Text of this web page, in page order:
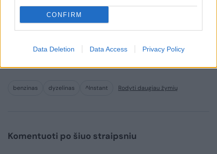
CONFIRM
Data Deletion Data Access Privacy Policy
Suskystintų dujų automobiliams kainos –
euro už litrą.
benzinas dyzelinas ^Instant Rodyti daugiau žymių
Komentuoti po šiuo straipsniu